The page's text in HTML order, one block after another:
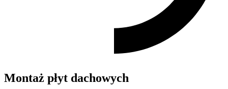
Montaż płyt dachowych